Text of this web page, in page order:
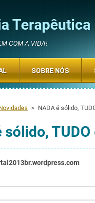
COM A VIDA!
> NADA é sólido,
sólido,
SOBRE NÓS